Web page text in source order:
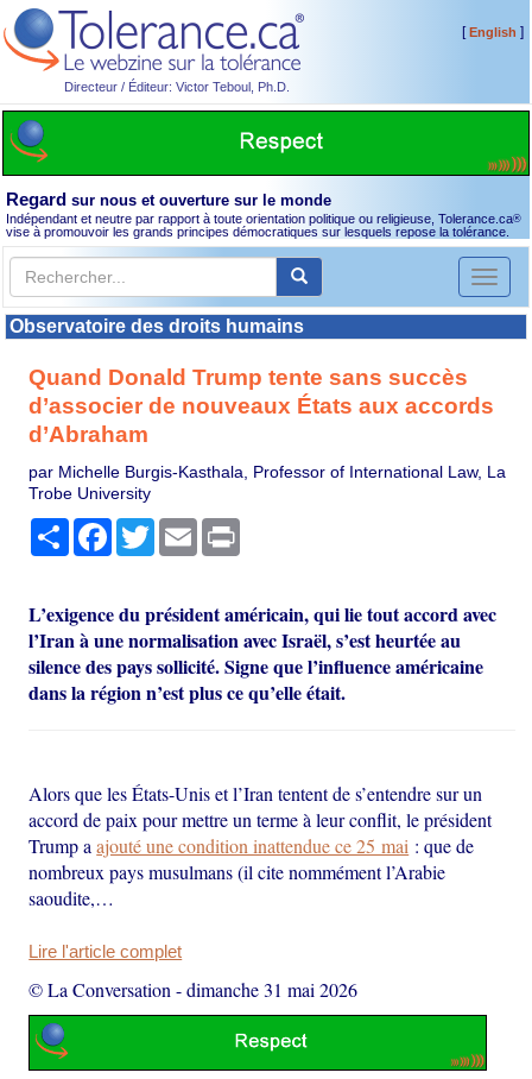
Directeur / Éditeur: Victor Teboul, Ph.D.
[English ]
Regard sur nous et ouverture sur le monde
Indépendant et neutre par rapport à toute orientation politique ou religieuse, Tolerance.ca®
vise à promouvoir les grands principes démocratiques sur lesquels repose la tolérance.
Toggle
Observatoire des droits humains
Quand Donald Trump tente sans succès
d’associer de nouveaux États aux accords
d’Abraham
par Michelle Burgis-Kasthala, Professor of International Law, La
Trobe University
PartagerFacebook
TwitterEmail
L’exigence du président américain, qui lie tout accord avec
l’Iran à une normalisation avec Israël, s’est heurtée au
silence des pays sollicité. Signe que l’influence américaine
dans la région n’est plus ce qu’elle était.
Alors que les États-Unis et l’Iran tentent de s’entendre sur un
accord de paix pour mettre un terme à leur conflit, le président
Trump aajouté une condition inattendue ce 25 mai : que de
nombreux pays musulmans (il cite nommément l’Arabie
saoudite,…
Lire l'article complet
© La Conversation -dimanche 31 mai 2026